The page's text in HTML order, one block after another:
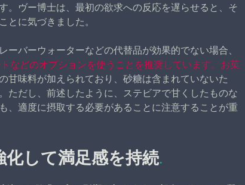
。ヴー博士は、最初の欲求への反応を遅らせると、そ
とに気づきました。
バーウォーターなどの代替品が効果的でない場合、
などのオプションを使うことを推奨しています。お菓
甘味料が加えられており、砂糖は含まれていないた
ただし、前述したように、ステビアで甘くしたものな
、適度に摂取する必要があることに注意することが重
して満足感を持続.